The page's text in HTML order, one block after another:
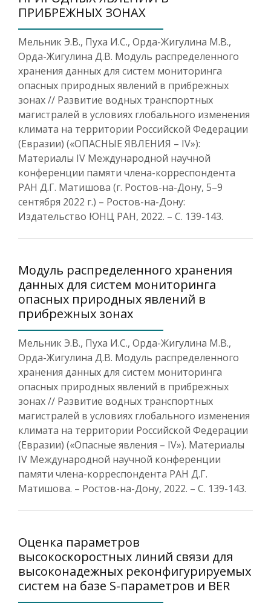
ПРИБРЕЖНЫХ ЗОНАХ
Мельник Э.В., Пуха И.С., Орда-Жигулина М.В.,
Орда-Жигулина Д.В. Модуль распределенного
хранения данных для систем мониторинга
опасных природных явлений в прибрежных
зонах // Развитие водных транспортных
магистралей в условиях глобального изменения
климата на территории Российской Федерации
(Евразии) («ОПАСНЫЕ ЯВЛЕНИЯ – IV»):
Материалы IV Международной научной
конференции памяти члена-корреспондента
РАН Д.Г. Матишова (г. Ростов-на-Дону, 5–9
сентября 2022 г.) – Ростов-на-Дону:
Издательство ЮНЦ РАН, 2022. – С. 139-143.
Модуль распределенного хранения
данных для систем мониторинга
опасных природных явлений в
прибрежных зонах
Мельник Э.В., Пуха И.С., Орда-Жигулина М.В.,
Орда-Жигулина Д.В. Модуль распределенного
хранения данных для систем мониторинга
опасных природных явлений в прибрежных
зонах // Развитие водных транспортных
магистралей в условиях глобального изменения
климата на территории Российской Федерации
(Евразии) («Опасные явления – IV»). Материалы
IV Международной научной конференции
памяти члена-корреспондента РАН Д.Г.
Матишова. – Ростов-на-Дону, 2022. – С. 139-143.
Оценка параметров
высокоскоростных линий связи для
высоконадежных реконфигурируемых
систем на базе S-параметров и BER